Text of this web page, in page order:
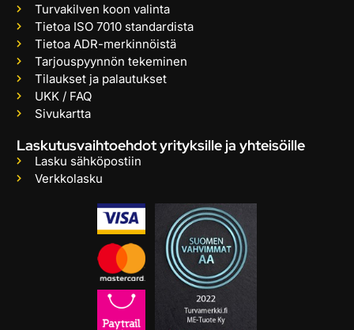
Turvakilven koon valinta
Tietoa ISO 7010 standardista
Tietoa ADR-merkinnöistä
Tarjouspyynnön tekeminen
Tilaukset ja palautukset
UKK / FAQ
Sivukartta
Laskutusvaihtoehdot yrityksille ja yhteisöille
Lasku sähköpostiin
Verkkolasku